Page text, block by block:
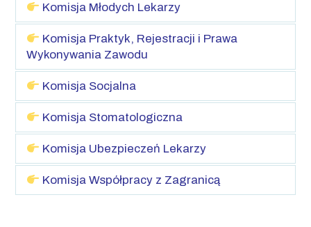
Komisja Młodych Lekarzy
Komisja Praktyk, Rejestracji i Prawa
Wykonywania Zawodu
Komisja Socjalna
Komisja Stomatologiczna
Komisja Ubezpieczeń Lekarzy
Komisja Współpracy z Zagranicą